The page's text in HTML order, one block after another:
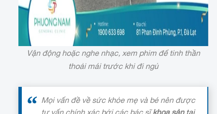
Vận động hoặc nghe nhạc, xem phim để tinh thần
thoải mái trước khi đi ngủ
Mọi vấn đề về sức khỏe mẹ và bé nên được
tư vấn chính xác bởi các bác sĩkhoa sảntại